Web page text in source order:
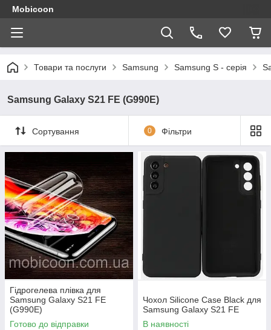
Mobicoon
Товари та послуги Samsung Samsung S - серія
Samsung Galaxy S21 FE (G990E)
Сортування 0 Фільтри
Гідрогелева плівка для
Samsung Galaxy S21 FE
(G990E)
Готово до відправки
Чохол Silicone Case Black для
Samsung Galaxy S21 FE
В наявності